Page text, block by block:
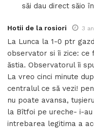
săi dau direct săio
Hotii de la rosiori 3
La Lunca la 1-0 ptr
observator si îi zice: ce
ăstia. Observatorul îi
La vreo cinci minute
centralul ce să vezi!
nu poate avansa,
la Bîtfoi pe ureche- i-
intrebarea legitima a